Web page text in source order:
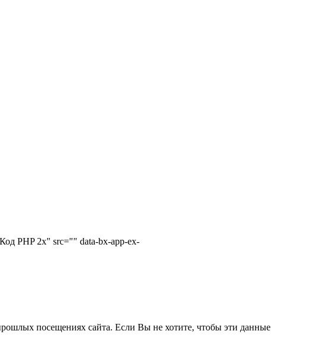
Код PHP2x" src="" data-bx-app-ex-
посещениях сайта. Если Вы не хотите, чтобы эти данные